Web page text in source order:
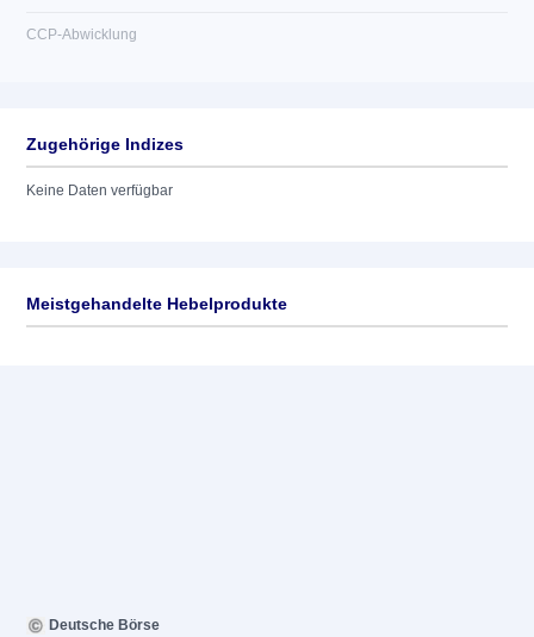
CCP-Abwicklung
Zugehörige Indizes
Keine Daten verfügbar
Meistgehandelte Hebelprodukte
Deutsche Börse